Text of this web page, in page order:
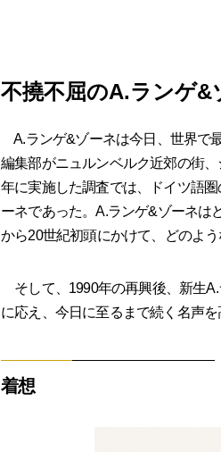
不撓不屈のA.ランゲ&
A.ランゲ&ゾーネは今日、世界で
編集部がニュルンベルク近郊の街
年に実施した調査では、ドイツ語
ーネであった。A.ランゲ&ゾーネは
から20世紀初頭にかけて、どのよ
そして、1990年の再興後、新生
に応え、今日に至るまで続く名声
着想